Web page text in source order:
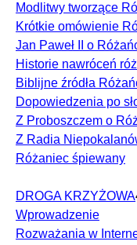
Modlitwy tworzące
Krótkie omówienie
Jan Paweł II o
Historie nawróceń
Biblijne źródła
Dopowiedzenia po
Z Proboszczem o
Z Radia
Różaniec śpiewany
DROGA KRZYŻOWA
Wprowadzenie
Rozważania w